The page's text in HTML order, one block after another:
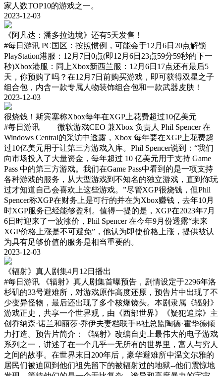
家人数TOP10的游戏之一。
2023-12-03
《阿凡达：潘多拉边境》还有5天发售！
#每日游讯 PC国区：按照惯例，可能会于12月6日20点解锁
PlayStation港服：12月7日0点(即12月6日23点59分59秒的下一
秒)Xbox港服：同上Xbox新西兰服：12月6日17点还有最后5
天，你预购了吗？在12月7日前购买游戏，即可获得双星之子
组合包，内含一款专属人物装饰组合包和一款武器皮肤！
2023-12-03
很烧钱！斯宾塞称Xbox每年在XGP上花费超过10亿美元
#每日游讯
微软游戏CEO 兼Xbox 负责人 Phil Spencer 在
Windows Central的采访中透露，Xbox 每年要在XGP上花费超
过10亿美元用于让第三方游戏入库。Phil Spencer说到：“我们
向市场投入了大量资金，每年超过 10 亿美元用于支持 Game
Pass 中的第三方游戏。我们在Game Pass中看到的是一项支持
各种游戏的服务，从大型游戏到不知名的独立游戏，直到你玩
过才知道自己会喜欢上这些游戏。”尽管XGP很烧钱，但Phil
Spencer称XGP在财务上是可行的并在为Xbox赚钱，去年10月
时XGP服务已经能够盈利。值得一提的是，XGP在2023年7月
6日时迎来了一波涨价，Phil Spencer 在今年9月份透露“未来
XGP价格上涨是不可避免”，他认为即使价格上涨，提供被认
为具有足够价值的服务是相当重要的。
2023-12-03
《辐射》真人剧集4月12日播出
#每日游讯
《辐射》真人剧集首曝预告，剧情设定于2296年洛
杉矶的33号避难所，对游戏原作高度还原，预告片中出现了不
少变异怪物，最后还出现了多个核爆镜头。本剧隶属《辐射》
游戏正史，共享一个世界观，由《西部世界》《疑犯追踪》主
创乔纳森·诺兰和丽莎·乔伊夫妻档联手B社总监陶德·霍华德倾
力打造。预告片简介：《辐射》改编自史上最伟大的电子游戏
系列之一，讲述了在一个几乎一无所有的世界里，富人与穷人
之间的故事。在世界末日200年后，豪华避难所中温文尔雅的
居民们被迫回到他们祖先留下的被辐射过的地狱--他们震惊地